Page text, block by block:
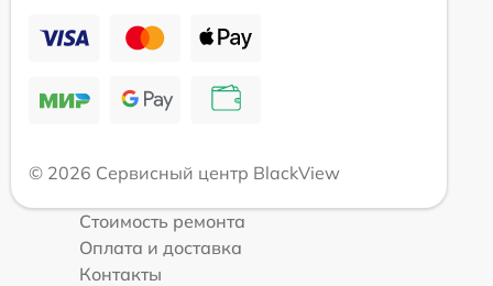
© 2026 Сервисный центр BlackView
Стоимость ремонта
Оплата и доставка
Контакты